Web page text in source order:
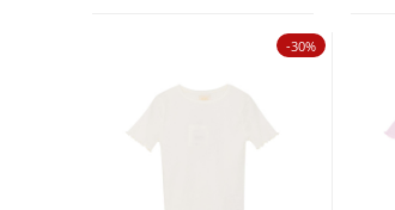
-30%